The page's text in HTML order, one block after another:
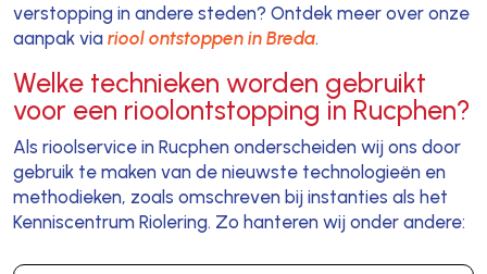
verstopping in andere steden? Ontdek meer over onze
aanpak via riool ontstoppen in Breda.
Welke technieken worden gebruikt
voor een rioolontstopping in Rucphen?
Als rioolservice in Rucphen onderscheiden wij ons door
gebruik te maken van de nieuwste technologieën en
methodieken, zoals omschreven bij instanties als het
Kenniscentrum Riolering. Zo hanteren wij onder andere: